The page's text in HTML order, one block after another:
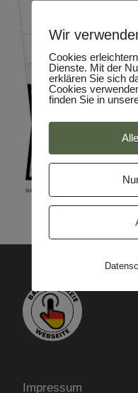
Impressum
Wir
Cookies
Dienste. Mit der
erklären Sie sich
Cookies
finden Sie in